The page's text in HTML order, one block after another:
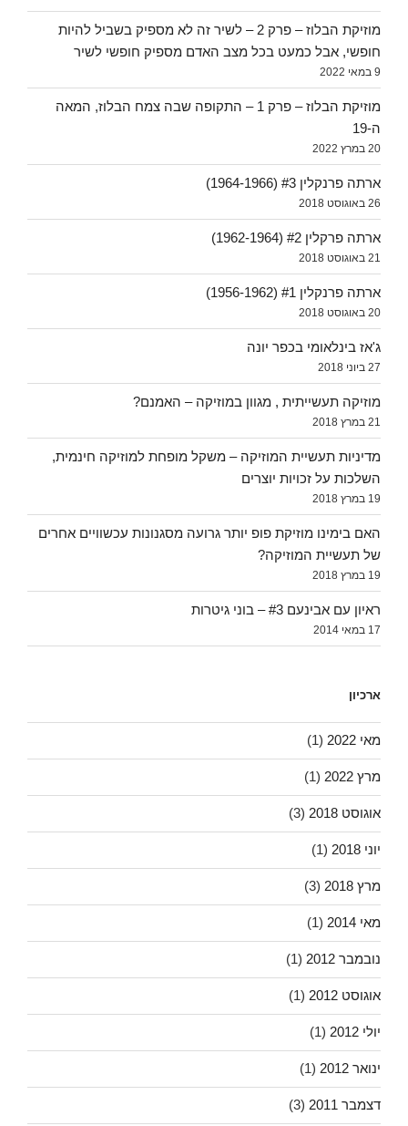
מוזיקת הבלוז – פרק 2 – לשיר זה לא מספיק בשביל להיות
חופשי, אבל כמעט בכל מצב האדם מספיק חופשי לשיר
9 במאי 2022
מוזיקת הבלוז – פרק 1 – התקופה שבה צמח הבלוז, המאה
ה-19
20 במרץ 2022
ארתה פרנקלין #3 (1964-1966)
26 באוגוסט 2018
ארתה פרקלין #2 (1962-1964)
21 באוגוסט 2018
ארתה פרנקלין #1 (1956-1962)
20 באוגוסט 2018
ג'אז בינלאומי בכפר יונה
27 ביוני 2018
מוזיקה תעשייתית , מגוון במוזיקה – האמנם?
21 במרץ 2018
מדיניות תעשיית המוזיקה – משקל מופחת למוזיקה חינמית,
השלכות על זכויות יוצרים
19 במרץ 2018
האם בימינו מוזיקת פופ יותר גרועה מסגנונות עכשוויים אחרים
של תעשיית המוזיקה?
19 במרץ 2018
ראיון עם אבינעם #3 – בוני גיטרות
17 במאי 2014
ארכיון
מאי 2022 (1)
מרץ 2022 (1)
אוגוסט 2018 (3)
יוני 2018 (1)
מרץ 2018 (3)
מאי 2014 (1)
נובמבר 2012 (1)
אוגוסט 2012 (1)
יולי 2012 (1)
ינואר 2012 (1)
דצמבר 2011 (3)